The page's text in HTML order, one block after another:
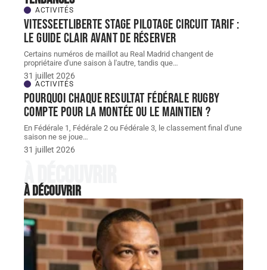
ACTIVITÉS
Vitesseetliberte stage pilotage circuit tarif :
le guide clair avant de réserver
Certains numéros de maillot au Real Madrid changent de
propriétaire d'une saison à l'autre, tandis que…
31 juillet 2026
ACTIVITÉS
Pourquoi chaque resultat Fédérale Rugby
compte pour la montée ou le maintien ?
En Fédérale 1, Fédérale 2 ou Fédérale 3, le classement final d'une
saison ne se joue…
31 juillet 2026
À découvrir
À découvrir